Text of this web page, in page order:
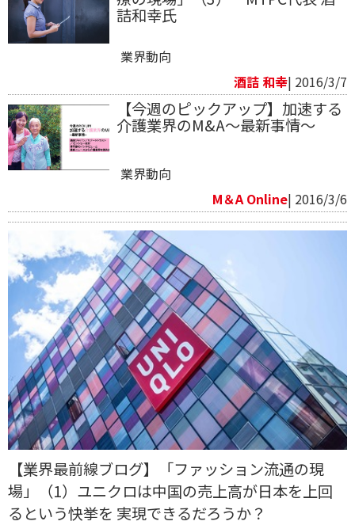
詰和幸氏
業界動向
酒詰 和幸| 2016/3/7
【今週のピックアップ】加速する
介護業界のM&A～最新事情～
業界動向
M＆A Online| 2016/3/6
【業界最前線ブログ】「ファッション流通の現
場」（1）ユニクロは中国の売上高が日本を上回
るという快挙を 実現できるだろうか？